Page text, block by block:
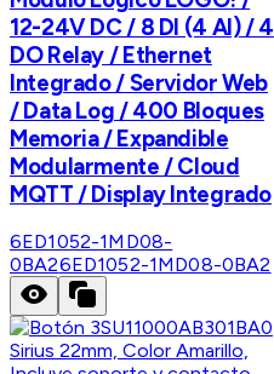
12-24V DC / 8 DI (4 AI) / 4
DO Relay / Ethernet
Integrado / Servidor Web
/ Data Log / 400 Bloques
Memoria / Expandible
Modularmente / Cloud
MQTT / Display Integrado
6ED1052-1MD08-
0BA26ED1052-1MD08-0BA2